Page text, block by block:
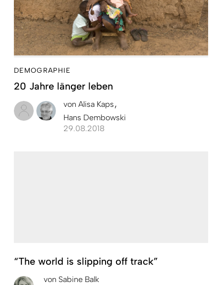
DEMOGRAPHIE
20 Jahre länger leben
von Alisa Kaps
Hans Dembowski
29.08.2018
“The world is slipping off track”
von Sabine Balk